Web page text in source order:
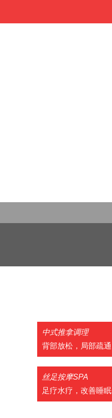
中式推拿调理
背部放松，局部疏通
丝足按摩SPA
足疗水疗，改善睡眠